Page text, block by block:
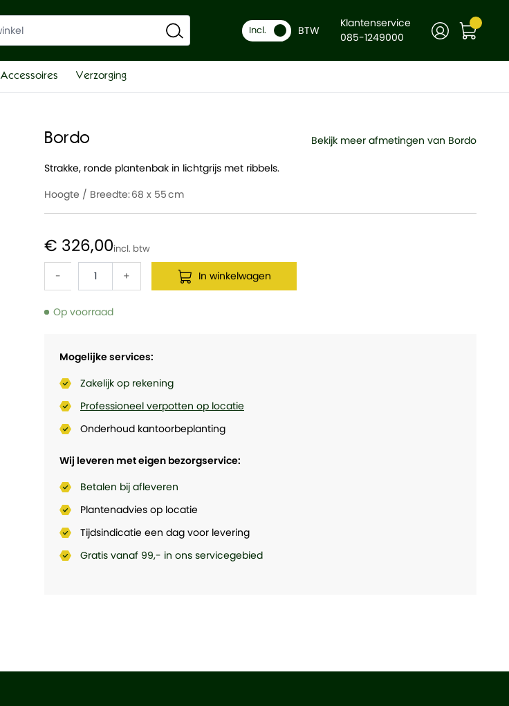
Incl. BTW
Klantenservice
085-1249000
Accessoires Verzorging
Bordo Bekijk meer afmetingen van Bordo
Hoogte / Breedte:68 x 55
Mogelijke services:
Zakelijk op rekening
Professioneel verpotten op locatie
Onderhoud kantoorbeplanting
Wij leveren met eigen bezorgservice:
Betalen bij afleveren
Plantenadvies op locatie
Tijdsindicatie een dag voor levering
Gratis vanaf 99,- in ons servicegebied
Strakke, ronde plantenbak in lichtgrijs met ribbels.
€ 326,00
- + In winkelwagen
Op voorraad
+ In winkelwagen